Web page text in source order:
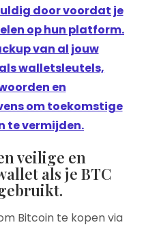
door voordat je
op hun platform.
van al jouw
walletsleutels,
en
om toekomstige
te vermijden.
veilige en
als je BTC
Bitcoin te kopen via